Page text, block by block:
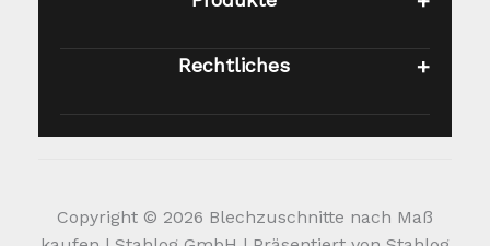
Rechtliches
Copyright © 2026 Blechzuschnitte nach Maß